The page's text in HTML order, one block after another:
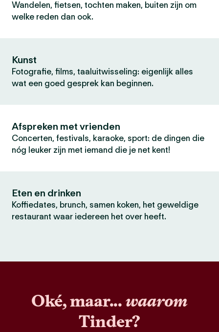
Wandelen, fietsen, tochten maken, buiten zijn om
welke reden dan ook.
Kunst
Fotografie, films, taaluitwisseling: eigenlijk alles
wat een goed gesprek kan beginnen.
Afspreken met vrienden
Concerten, festivals, karaoke, sport: de dingen die
nóg leuker zijn met iemand die je net kent!
Eten en drinken
Koffiedates, brunch, samen koken, het geweldige
restaurant waar iedereen het over heeft.
Oké, maar...waarom
Tinder?